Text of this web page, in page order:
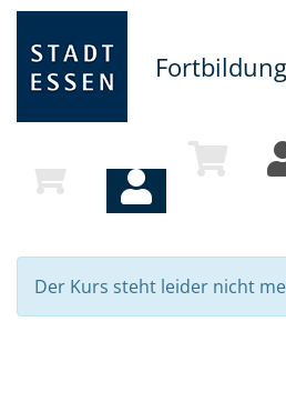
Der Kurs steht leider nicht